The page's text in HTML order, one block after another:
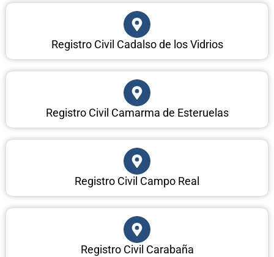
Registro Civil Cadalso de los Vidrios
Registro Civil Camarma de Esteruelas
Registro Civil Campo Real
Registro Civil Carabaña